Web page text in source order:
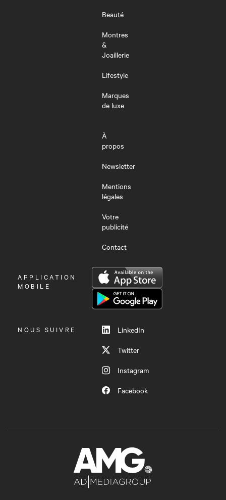
Beauté
Montres
&
Joaillerie
Lifestyle
Marques
de luxe
À
propos
Newsletter
Mentions
légales
Votre
publicité
Contact
OUVRIR
LE
APPLICATION
MOBILE
NOUS SUIVRE
LinkedIn
Twitter
Instagram
Facebook